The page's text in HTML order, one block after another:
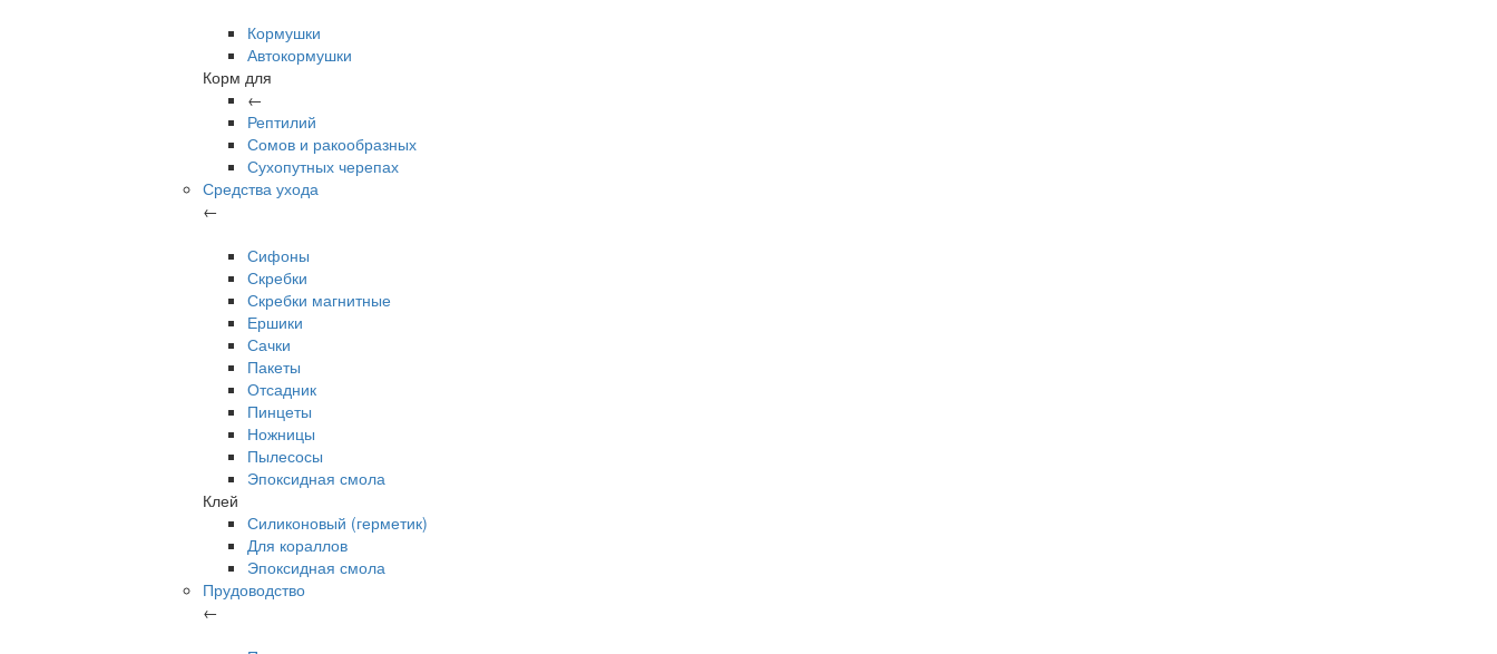
Кормушки
Автокормушки
Корм для
←
Рептилий
Сомов и ракообразных
Сухопутных черепах
Средства ухода
←
Сифоны
Скребки
Скребки магнитные
Ершики
Сачки
Пакеты
Отсадник
Пинцеты
Ножницы
Пылесосы
Эпоксидная смола
Клей
Силиконовый (герметик)
Для кораллов
Эпоксидная смола
Прудоводство
←